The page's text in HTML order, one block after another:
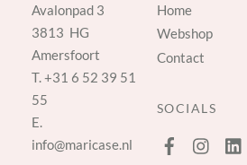
Avalonpad 3
3813 HG
Amersfoort
T.+31 6 52 39 51
55
E.
info@maricase.nl
Home
Webshop
Contact
SOCIALS